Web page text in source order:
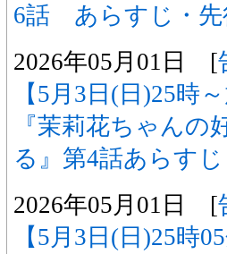
6話 あらすじ・先
2026年05月01日 [
【5月3日(日)25時
『茉莉花ちゃん
る』第4話あらす
2026年05月01日 [
【5月3日(日)25時